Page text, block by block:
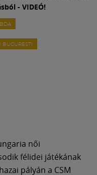
- VIDEÓ!
BUCURESTI
női
félidei játékának
pályán a CSM